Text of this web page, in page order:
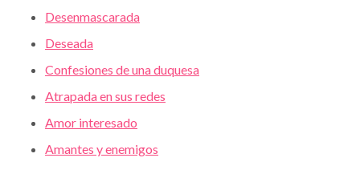
Desenmascarada
Deseada
Confesiones de una duquesa
Atrapada en sus redes
Amor interesado
Amantes y enemigos